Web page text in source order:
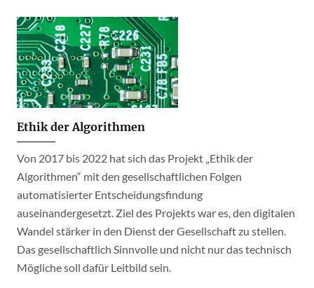
Ethik der Algorithmen
Von 2017 bis 2022 hat sich das Projekt „Ethik der
Algorithmen“ mit den gesellschaftlichen Folgen
automatisierter Entscheidungsfindung
auseinandergesetzt. Ziel des Projekts war es, den digitalen
Wandel stärker in den Dienst der Gesellschaft zu stellen.
Das gesellschaftlich Sinnvolle und nicht nur das technisch
Mögliche soll dafür Leitbild sein.